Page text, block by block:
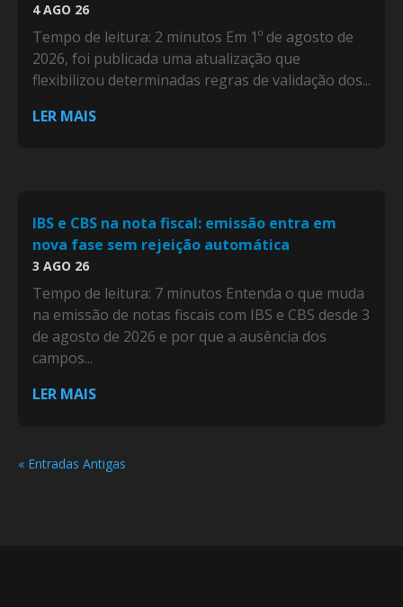
4 AGO 26
Tempo de leitura: 2 minutos Em 1º de agosto de
2026, foi publicada uma atualização que
flexibilizou determinadas regras de validação dos...
LER MAIS
IBS e CBS na nota fiscal: emissão entra em
nova fase sem rejeição automática
3 AGO 26
Tempo de leitura: 7 minutos Entenda o que muda
na emissão de notas fiscais com IBS e CBS desde 3
de agosto de 2026 e por que a ausência dos
campos...
LER MAIS
« Entradas Antigas